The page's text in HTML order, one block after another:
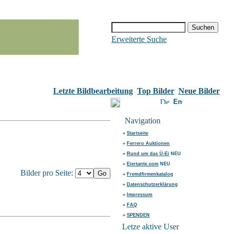
Erweiterte Suche
Letzte Bildbearbeitung Top Bilder Neue Bilder
Bilder pro Seite:
Navigation
» Startseite
» Ferrero Auktionen
» Rund um das Ü-Ei NEU
» Eiertante.com NEU
» Fremdfirmenkatalog
» Datenschutzerklärung
» Impressum
» FAQ
» SPENDEN
Letze aktive User